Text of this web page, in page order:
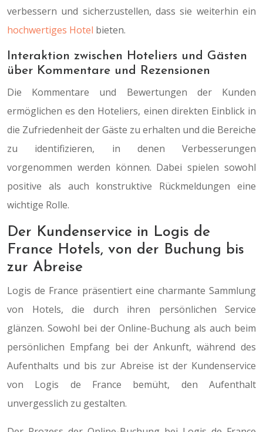
verbessern und sicherzustellen, dass sie weiterhin ein
hochwertiges Hotel bieten.
Interaktion zwischen Hoteliers und Gästen
über Kommentare und Rezensionen
Die Kommentare und Bewertungen der Kunden
ermöglichen es den Hoteliers, einen direkten Einblick in
die Zufriedenheit der Gäste zu erhalten und die Bereiche
zu identifizieren, in denen Verbesserungen
vorgenommen werden können. Dabei spielen sowohl
positive als auch konstruktive Rückmeldungen eine
wichtige Rolle.
Der Kundenservice in Logis de
France Hotels, von der Buchung bis
zur Abreise
Logis de France präsentiert eine charmante Sammlung
von Hotels, die durch ihren persönlichen Service
glänzen. Sowohl bei der Online-Buchung als auch beim
persönlichen Empfang bei der Ankunft, während des
Aufenthalts und bis zur Abreise ist der Kundenservice
von Logis de France bemüht, den Aufenthalt
unvergesslich zu gestalten.